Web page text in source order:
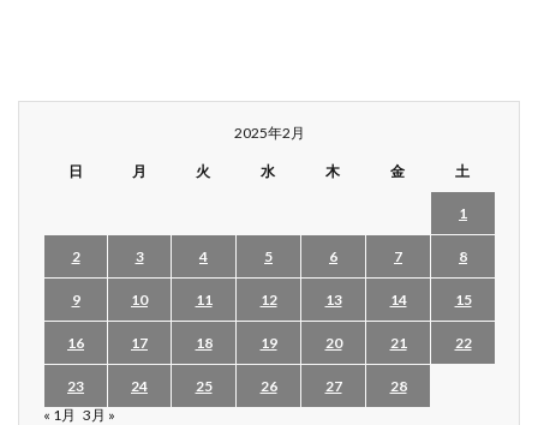
2025年2月
日 月 火 水 木 金 土
1
2 3 4 5 6 7 8
9 10 11 12 13 14 15
16 17 18 19 20 21 22
23 24 25 26 27
28
« 1月 3月 »